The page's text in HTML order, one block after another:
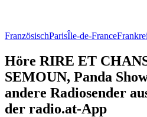
FranzösischParisÎle-de-France
Höre RIRE ET
SEMOUN, Panda
andere Radiosender
der radio.at-App